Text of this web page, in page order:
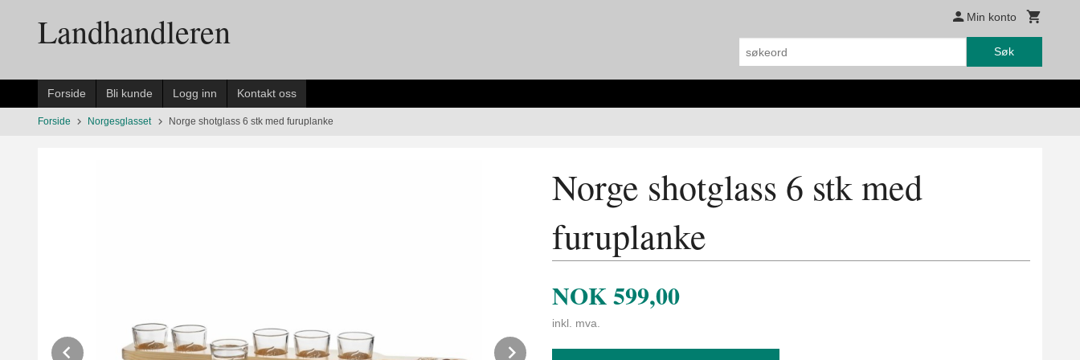
innholdetLandhandleren Min konto
Søk
Forside Bli kunde Logg inn Kontakt oss
Forside Norgesglasset Norge shotglass 6 stk med furuplanke
Next
Norge shotglass 6 stk med
furuplanke
NOK599,00
inkl. mva.